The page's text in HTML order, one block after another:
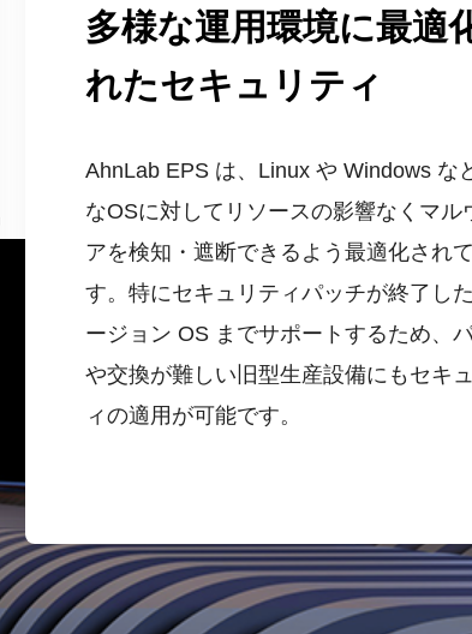
多様な運用環境に最適
れたセキュリティ
AhnLab EPS は、Linux や Windows な
なOSに対してリソースの影響なくマル
アを検知・遮断できるよう最適化され
す。特にセキュリティパッチが終了し
ージョン OS までサポートするため、
や交換が難しい旧型生産設備にもセキ
ィの適用が可能です。